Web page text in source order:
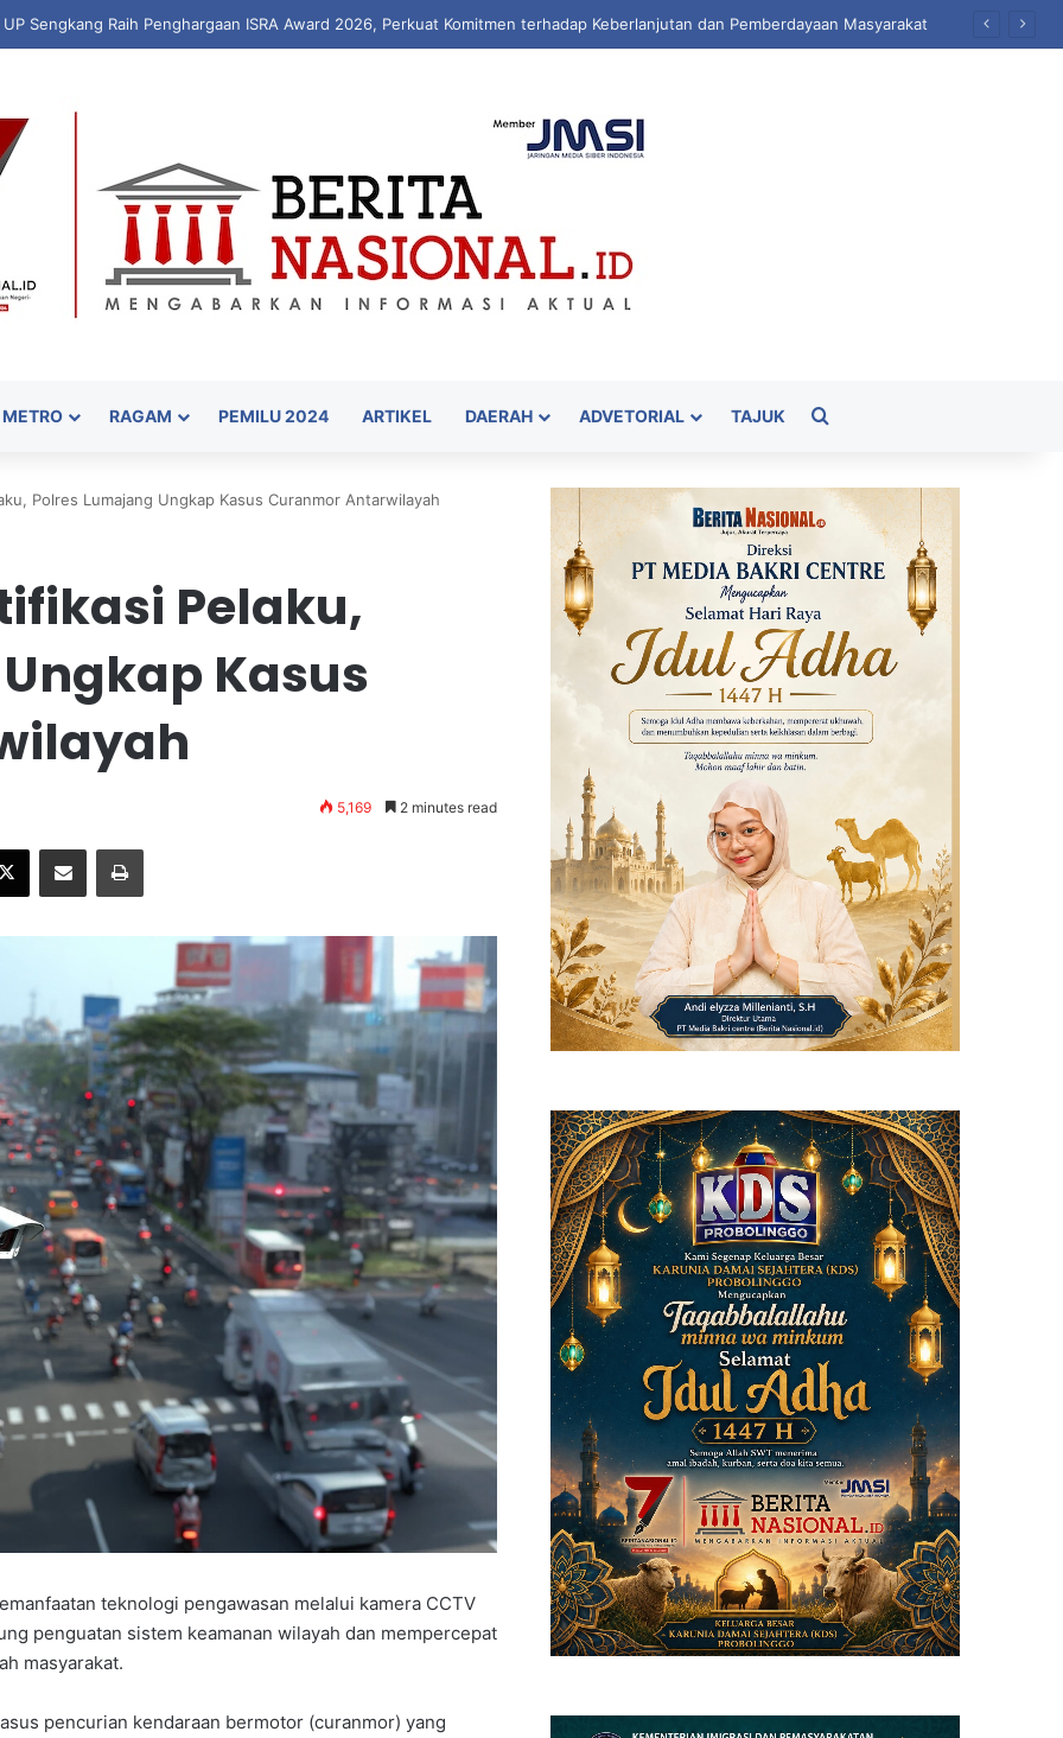
“WARUNG PEKA”, Inovasi Peduli Kesehatan Jiwa hingga Pelosok Desa
METRO RAGAM PEMILU 2024 ARTIKEL DAERAH ADVETORIAL TAJUK Cari
Polres Lumajang Ungkap Kasus Curanmor Antarwilayah
Pelaku,
Kasus
5,169 2 minutes read
teknologi pengawasan melalui kamera CCTV
penguatan sistem keamanan wilayah dan mempercepat
masyarakat.
pencurian kendaraan bermotor (curanmor) yang